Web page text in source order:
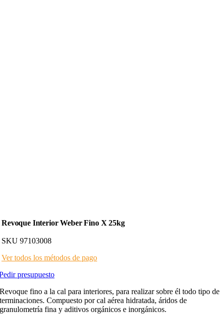
Revoque Interior Weber Fino X 25kg
SKU 97103008
Ver todos los métodos de pago
presupuesto
Revoque fino a la cal para interiores, para realizar sobre él todo tipo de
terminaciones. Compuesto por cal aérea hidratada, áridos de
granulometría fina y aditivos orgánicos e inorgánicos.